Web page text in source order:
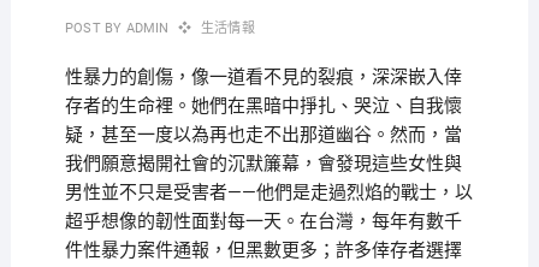
POST BY ADMIN 生活情報
性暴力的創傷，像一道看不見的裂痕，深深嵌入倖
存者的生命裡。她們在黑暗中掙扎、哭泣、自我懷
疑，甚至一度以為再也走不出那道幽谷。然而，當
我們願意揭開社會的沉默簾幕，會發現這些女性與
男性並不只是受害者——他們是走過烈焰的戰士，以
超乎想像的韌性面對每一天。在台灣，每年有數千
件性暴力案件通報，但黑數更多；許多倖存者選擇